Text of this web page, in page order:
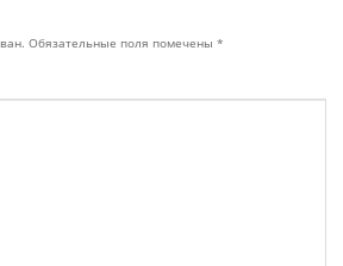
Обязательные поля помечены*